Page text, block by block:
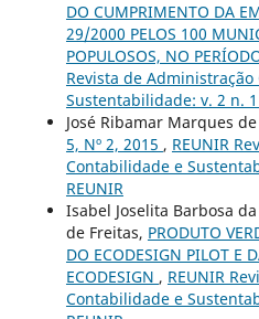
DO CUMPRIMENTO DA
29/2000 PELOS 100
POPULOSOS, NO
Revista de
Sustentabilidade: v. 2 n. 1
José Ribamar Marques
5, Nº 2, 2015 , REUNIR
Contabilidade e
REUNIR
Isabel Joselita Barbosa
de Freitas, PRODUTO
DO ECODESIGN PILOT E
ECODESIGN , REUNIR
Contabilidade e